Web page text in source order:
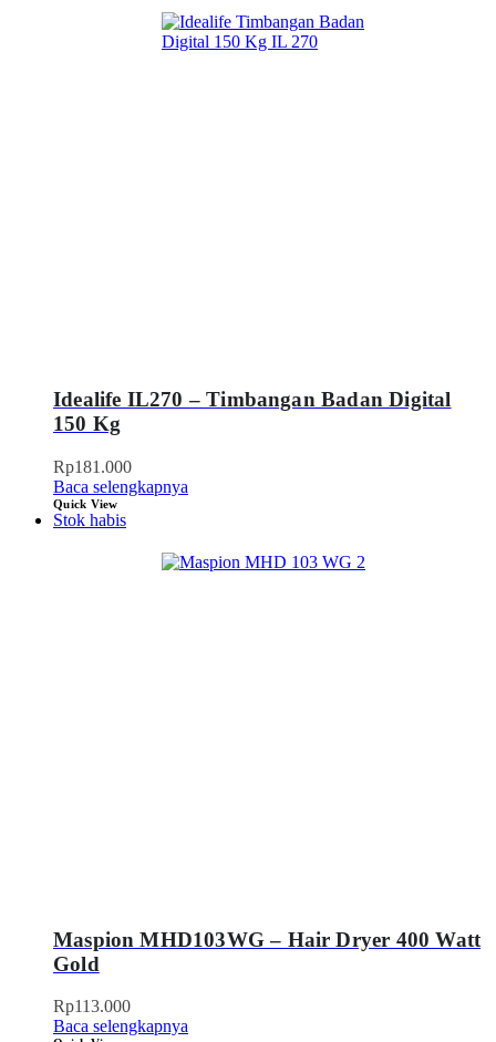
Idealife IL270 – Timbangan Badan Digital
150 Kg
Rp181.000
Baca selengkapnya
Quick View
Stok habis
Maspion MHD103WG – Hair Dryer 400 Watt
Gold
Rp113.000
Baca selengkapnya